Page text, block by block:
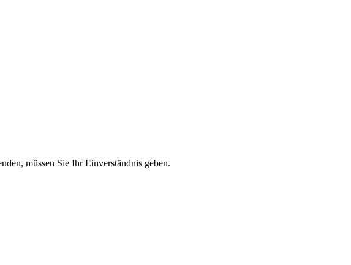
müssen Sie Ihr Einverständnis geben.